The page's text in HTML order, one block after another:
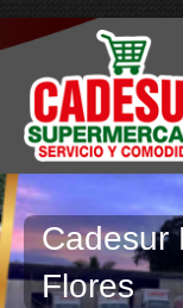
Cadesur
Flores